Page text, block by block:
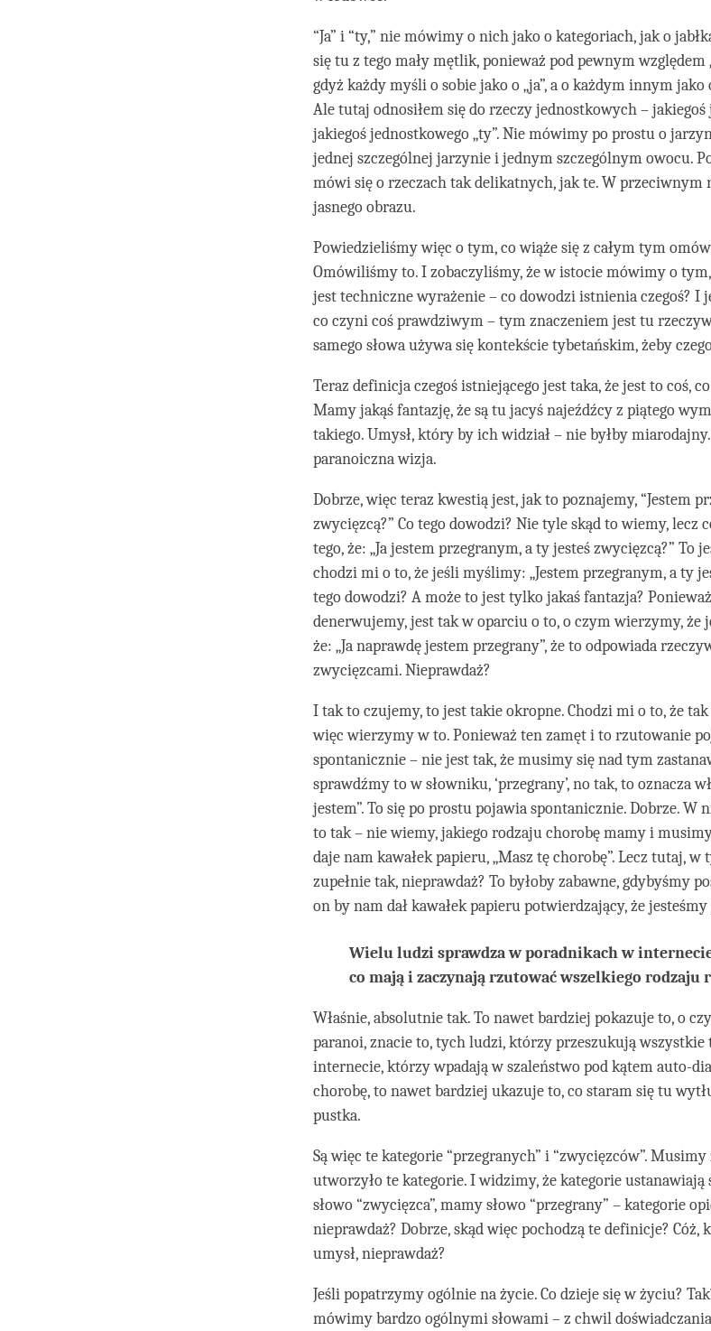
“Ja” i “ty,” nie mówimy o nich jako o kategoriach, jak o
się tu z tego mały mętlik, ponieważ pod pewnym względem
gdyż każdy myśli o sobie jako o „ja”, a o każdym innym jako
Ale tutaj odnosiłem się do rzeczy jednostkowych – jakiegoś
jakiegoś jednostkowego „ty”. Nie mówimy po prostu o
jednej szczególnej jarzynie i jednym szczególnym owocu.
mówi się o rzeczach tak delikatnych, jak te. W przeciwnym
jasnego obrazu.
Powiedzieliśmy więc o tym, co wiąże się z całym tym
Omówiliśmy to. I zobaczyliśmy, że w istocie mówimy o
jest techniczne wyrażenie – co dowodzi istnienia czegoś? I
co czyni coś prawdziwym – tym znaczeniem jest tu
samego słowa używa się kontekście tybetańskim, żeby
Teraz definicja czegoś istniejącego jest taka, że jest to coś,
Mamy jakąś fantazję, że są tu jacyś najeźdźcy z piątego
takiego. Umysł, który by ich widział – nie byłby
paranoiczna wizja.
Dobrze, więc teraz kwestią jest, jak to poznajemy, “Jestem
zwycięzcą?” Co tego dowodzi? Nie tyle skąd to wiemy, lecz
tego, że: „Ja jestem przegranym, a ty jesteś zwycięzcą?” To
chodzi mi o to, że jeśli myślimy: „Jestem przegranym, a ty
tego dowodzi? A może to jest tylko jakaś fantazja?
denerwujemy, jest tak w oparciu o to, o czym wierzymy, że
że: „Ja naprawdę jestem przegrany”, że to odpowiada
zwycięzcami. Nieprawdaż?
I tak to czujemy, to jest takie okropne. Chodzi mi o to, że
więc wierzymy w to. Ponieważ ten zamęt i to rzutowanie
spontanicznie – nie jest tak, że musimy się nad tym
sprawdźmy to w słowniku, ‘przegrany’, no tak, to oznacza
jestem”. To się po prostu pojawia spontanicznie. Dobrze.
to tak – nie wiemy, jakiego rodzaju chorobę mamy i
daje nam kawałek papieru, „Masz tę chorobę”. Lecz tutaj,
zupełnie tak, nieprawdaż? To byłoby zabawne, gdybyśmy
on by nam dał kawałek papieru potwierdzający, że
Wielu ludzi sprawdza w poradnikach w
co mają i zaczynają rzutować wszelkiego rodzaju
Właśnie, absolutnie tak. To nawet bardziej pokazuje to, o
paranoi, znacie to, tych ludzi, którzy przeszukują
internecie, którzy wpadają w szaleństwo pod kątem auto-
chorobę, to nawet bardziej ukazuje to, co staram się tu
pustka.
Są więc te kategorie “przegranych” i “zwycięzców”.
utworzyło te kategorie. I widzimy, że kategorie ustanawiają
słowo “zwycięzca”, mamy słowo “przegrany” – kategorie
nieprawdaż? Dobrze, skąd więc pochodzą te definicje? Cóż,
umysł, nieprawdaż?
Jeśli popatrzymy ogólnie na życie. Co dzieje się w życiu?
mówimy bardzo ogólnymi słowami – z chwil